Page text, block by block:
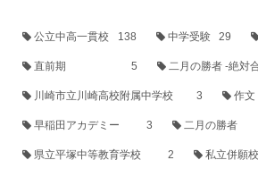
公立中高一貫校 138 中学受験 29
直前期 5 二月の勝者 -絶対
川崎市立川崎高校附属中学校 3 作文
早稲田アカデミー 3 二月の勝者
県立平塚中等教育学校 2 私立併願校